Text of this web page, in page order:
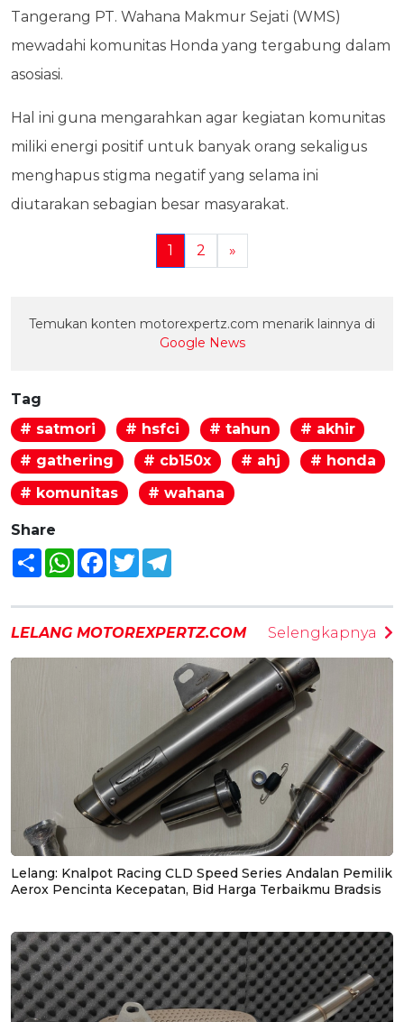
Tangerang PT. Wahana Makmur Sejati (WMS)
mewadahi komunitas Honda yang tergabung dalam
asosiasi.
Hal ini guna mengarahkan agar kegiatan komunitas
miliki energi positif untuk banyak orang sekaligus
menghapus stigma negatif yang selama ini
diutarakan sebagian besar masyarakat.
1 2 »
Temukan konten motorexpertz.com menarik lainnya di
Google News
Tag
# satmori
# hsfci # tahun
# akhir
# gathering
# cb150x # ahj
# honda
# komunitas
# wahana
Share
Share WhatsAppFacebook
Twitter
LELANG MOTOREXPERTZ.COM Selengkapnya
Lelang: Knalpot Racing CLD Speed Series Andalan Pemilik
Aerox Pencinta Kecepatan, Bid Harga Terbaikmu Bradsis